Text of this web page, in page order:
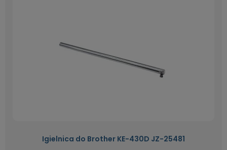
Igielnica do Brother KE-430D JZ-25481